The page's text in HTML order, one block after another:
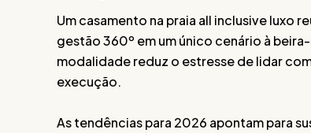
Um casamento na praia all inclusive luxo
gestão 360º em um único cenário à
modalidade reduz o estresse de lidar
execução.
As tendências para 2026 apontam para